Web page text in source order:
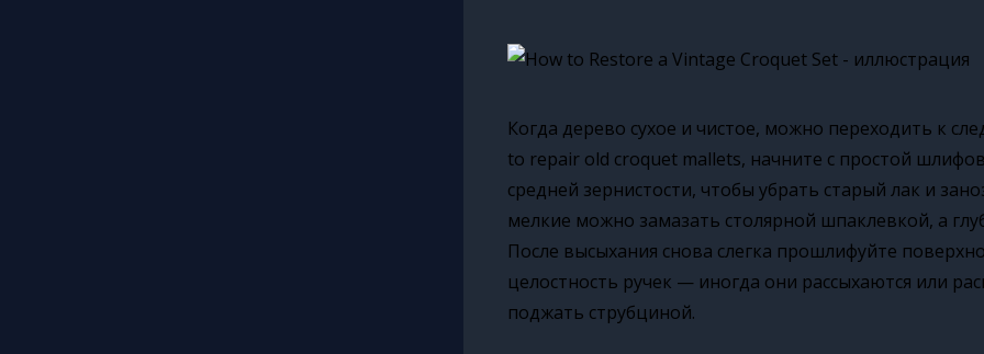
Когда дерево сухое и чистое, можно переходить к
to repair old croquet mallets, начните с простой
средней зернистости, чтобы убрать старый лак и
мелкие можно замазать столярной шпаклевкой, а
После высыхания снова слегка прошлифуйте
целостность ручек — иногда они рассыхаются или
поджать струбциной.